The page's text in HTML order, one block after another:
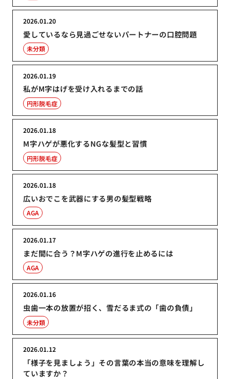
愛しているなら見過ごせないパートナーの口腔問題
2026.01.20
未分類
私がM字はげを受け入れるまでの話
2026.01.19
円形脱毛症
M字ハゲが悪化するNGな髪型と習慣
2026.01.18
円形脱毛症
広いおでこを武器にする男の髪型戦略
2026.01.18
AGA
まだ間に合う？M字ハゲの進行を止めるには
2026.01.17
AGA
虫歯一本の放置が招く、雪だるま式の「歯の負債」
2026.01.16
未分類
「様子を見ましょう」その言葉の本当の意味を理解し
ていますか？
2026.01.12